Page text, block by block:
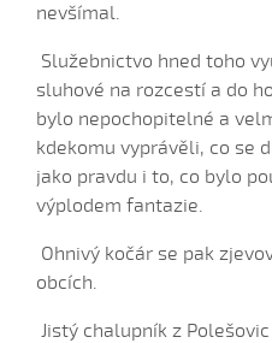
Když sem býl malučký
Když sem byla
Když sem byla
Krchňová, 2009)
Když sem husy
Když sem já býl...
Když sem jel do Prahy
Kebych byla jahodú
nevšímal.
Služebnictvo hned toho
sluhové na rozcestí a do
bylo nepochopitelné a
kdekomu vyprávěli, co se
jako pravdu i to, co bylo
výplodem fantazie.
Ohnivý kočár se pak
obcích.
Jistý chalupník z